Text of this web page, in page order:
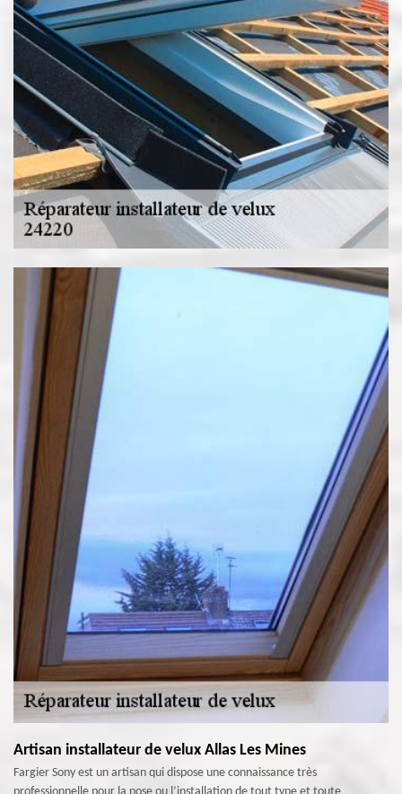
Artisan installateur de velux Allas Les Mines
Fargier Sony est un artisan qui dispose une connaissance très